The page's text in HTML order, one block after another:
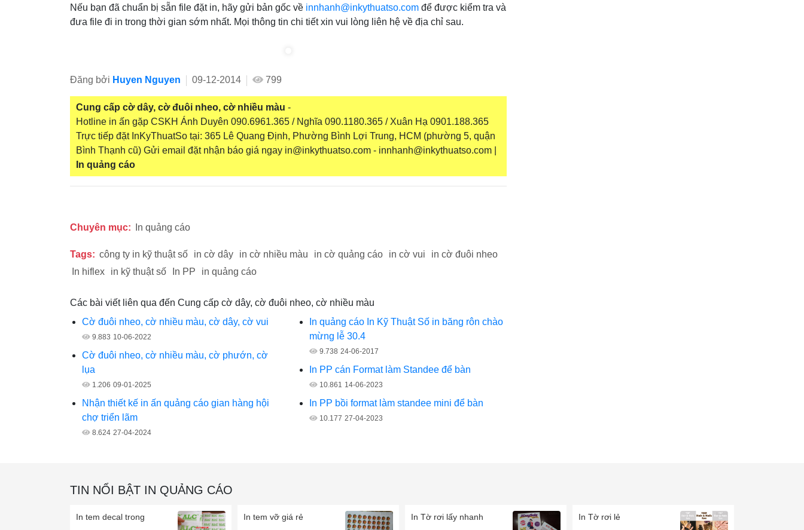
Nếu bạn đã chuẩn bị sẵn file đặt in, hãy gửi bản gốc về innhanh@inkythuatso.com để được kiểm tra và
đưa file đi in trong thời gian sớm nhất. Mọi thông tin chi tiết xin vui lòng liên hệ về địa chỉ sau.
Đăng bởi Huyen Nguyen 09-12-2014 799
Cung cấp cờ dây, cờ đuôi nheo, cờ nhiều màu -
Hotline in ấn gặp CSKH Ánh Duyên 090.6961.365 / Nghĩa 090.1180.365 / Xuân Hạ 0901.188.365
Trực tiếp đặt InKyThuatSo tại: 365 Lê Quang Định, Phường Bình Lợi Trung, HCM (phường 5, quận
Bình Thạnh cũ) Gửi email đặt nhận báo giá ngay in@inkythuatso.com - innhanh@inkythuatso.com |
In quảng cáo
Chuyên mục: In quảng cáo
Tags: công ty in kỹ thuật số in cờ dây in cờ nhiều màu in cờ quảng cáo in cờ vui
in cờ đuôi nheo
In hiflex
in kỹ thuật số In PP in quảng cáo
Các bài viết liên qua đến Cung cấp cờ dây, cờ đuôi nheo, cờ nhiều màu
Cờ đuôi nheo, cờ nhiều màu, cờ dây, cờ vui
9.883 10-06-2022
Cờ đuôi nheo, cờ nhiều màu, cờ phướn, cờ
lụa
1.206 09-01-2025
Nhận thiết kế in ấn quảng cáo gian hàng hội
chợ triển lãm
8.624 27-04-2024
In quảng cáo In Kỹ Thuật Số in băng rôn chào
mừng lễ 30.4
9.738 24-06-2017
In PP cán Format làm Standee để bàn
10.861 14-06-2023
In PP bồi format làm standee mini để bàn
10.177 27-04-2023
TIN NỔI BẬT IN QUẢNG CÁO
In tem decal trong In tem vỡ giá rẻ In Tờ rơi lấy nhanh In Tờ rơi lẻ